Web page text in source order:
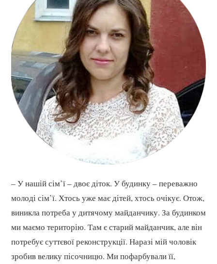
– У нашій сім’ї – двоє діток. У будинку – переважно
молоді сім’ї. Хтось уже має дітей, хтось очікує. Отож,
виникла потреба у дитячому майданчику. За будинком
ми маємо територію. Там є старий майданчик, але він
потребує суттєвої реконструкції. Наразі мій чоловік
зробив велику пісочницю. Ми пофарбували її,